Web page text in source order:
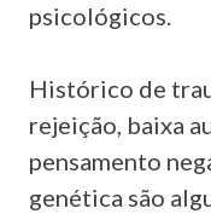
psicológicos.
Histórico de
rejeição, baixa
pensamento
genética são